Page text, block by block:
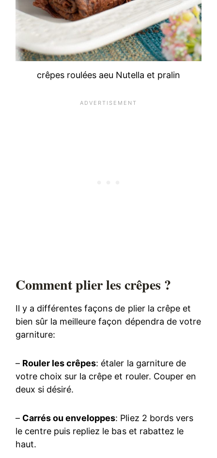
crêpes roulées aeu Nutella et pralin
Comment plier les crêpes ?
Il y a différentes façons de plier la crêpe et
bien sûr la meilleure façon dépendra de votre
garniture:
– Rouler les crêpes: étaler la garniture de
votre choix sur la crêpe et rouler. Couper en
deux si désiré.
– Carrés ou enveloppes: Pliez 2 bords vers
le centre puis repliez le bas et rabattez le
haut.